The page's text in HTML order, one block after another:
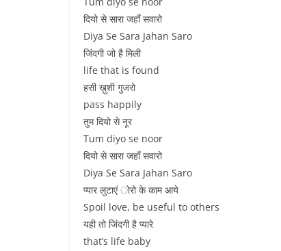
दियो से सारा जहाँ सवारो
Diya Se Sara Jahan Saro
जिंदगी जो है मिली
life that is found
हसी ख़ुशी गुजरो
pass happily
तुम दियो से नूर
Tum diyo se noor
दियो से सारा जहाँ सवारो
Diya Se Sara Jahan Saro
प्यार लुटाएं ोरो के काम आये
Spoil love, be useful to others
यही तो जिंदगी है प्यारे
that’s life baby